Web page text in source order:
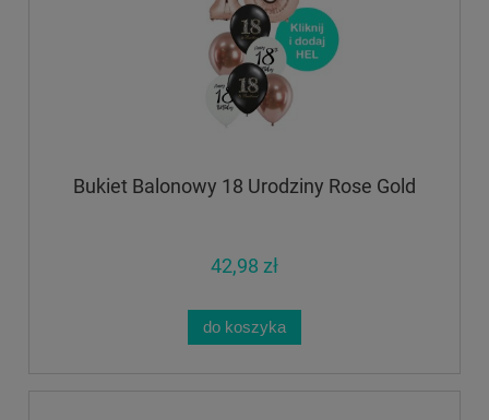
Bukiet Balonowy 18 Urodziny Rose Gold
42,98 zł
do koszyka